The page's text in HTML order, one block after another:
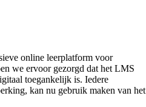
online leerplatform voor
we ervoor gezorgd dat het LMS
toegankelijk is. Iedere
kan nu gebruik maken van het